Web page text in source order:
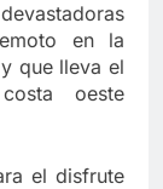
en la
que lleva el
oeste
el disfrute